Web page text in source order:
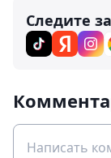
Следите